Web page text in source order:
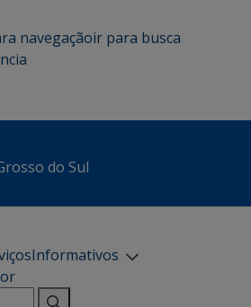
navegaçãoir para busca
do Sul
Informativos